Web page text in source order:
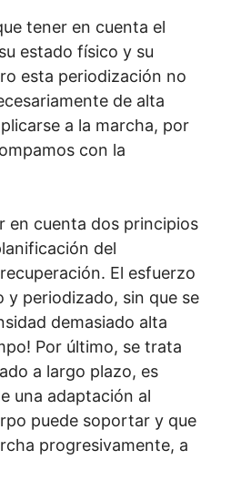
tener en cuenta el
estado físico y su
esta periodización no
de alta
a la marcha, por
con la
en cuenta dos principios
del
El esfuerzo
y periodizado, sin que se
demasiado alta
Por último, se trata
a largo plazo, es
una adaptación al
puede soportar y que
progresivamente, a